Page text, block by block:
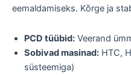
eemaldamiseks. Kõrge ja
PCD tüübid: Veerand
Sobivad masinad: HTC,
süsteemiga)